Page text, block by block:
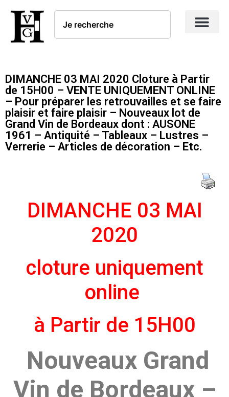
DIMANCHE 03 MAI 2020 Cloture à Partir
de 15H00 – VENTE UNIQUEMENT ONLINE
– Pour préparer les retrouvailles et se faire
plaisir et faire plaisir – Nouveaux lot de
Grand Vin de Bordeaux dont : AUSONE
1961 – Antiquité – Tableaux – Lustres –
Verrerie – Articles de décoration – Etc.
DIMANCHE 03 MAI
2020
cloture uniquement
online
à Partir de 15H00
Nouveaux Grand
Vin de Bordeaux –